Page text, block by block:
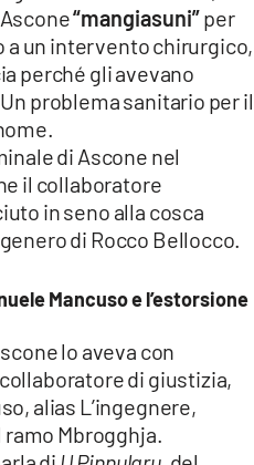
“mangiasuni”per
a un intervento chirurgico,
perché gli avevano
problema sanitario per il
di Ascone nel
il collaboratore
in seno alla cosca
di Rocco Bellocco.
Mancuso e l’estorsione
lo aveva con
di giustizia,
alias L’ingegnere,
Mbrogghja.